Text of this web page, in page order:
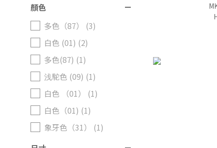
顏色
多色（87） (3)
白色 (01) (2)
多色(87) (1)
浅駝色 (09) (1)
白色 （01） (1)
白色（01) (1)
象牙色（31） (1)